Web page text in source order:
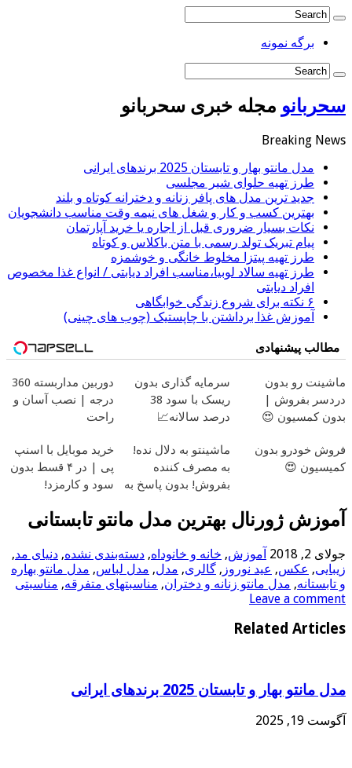
برگه نمونه
سحربانو مجله خبری سحربانو
Breaking News
مدل مانتو بهار و تابستان 2025 برندهای ایرانی
طرز تهیه حلوای شیر مجلسی
جدید ترین مدل های پافر زنانه و دخترانه کوتاه و بلند
بهترین کسب و کار و شغل های نیمه وقت مناسب دانشجویان
نکات بسیار ضروری قبل از اجاره یا خرید آپارتمان
پیام تبریک تولد رسمی با متن باکلاس و کوتاه
طرز تهیه پیتزا مخلوط خانگی و خوشمزه
طرز تهیه سالاد لوبیا،مناسب افراد دیابتی / انواع غذا مخصوص
افراد دیابتی
۶ نکته برای شروع زندگی خوابگاهی
آموزش غذا برداشتن با چاپستیک (چوب های چینی)
مطالب پیشنهادی
ماشینت رو بدون
دردسر بفروش |
بدون کمسیون 😍
سرمایه گذاری بدون
ریسک با سود 38
درصد سالانه📈
دوربین مداربسته 360
درجه | نصب آسان و
راحت
فروش خودرو بدون
کمیسیون 😍
ماشینتو به دلال نده!
به مصرف کننده
بفروش! بدون پاسخ به
خرید موبایل با اسنپ
پی | در ۴ قسط بدون
سود و کارمزد!
آموزش ژورنال بهترین مدل مانتو تابستانی
جولای 2, 2018 آموزش, خانه و خانوداه, دسته‌بندی نشده, دنیای مد,
زیبایی, عکس, عید نوروز , گالری, مدل, مدل لباس, مدل مانتو بهاره
و تابستانه, مدل مانتو زنانه و دختران, مناسبتهای متفرقه, مناسبتی
Leave a comment
Related Articles
مدل مانتو بهار و تابستان 2025 برندهای ایرانی
آگوست 19, 2025